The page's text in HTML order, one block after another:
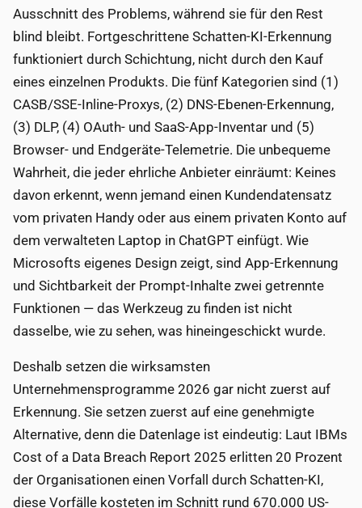
Ausschnitt des Problems, während sie für den Rest
blind bleibt. Fortgeschrittene Schatten-KI-Erkennung
funktioniert durch Schichtung, nicht durch den Kauf
eines einzelnen Produkts. Die fünf Kategorien sind (1)
CASB/SSE-Inline-Proxys, (2) DNS-Ebenen-Erkennung,
(3) DLP, (4) OAuth- und SaaS-App-Inventar und (5)
Browser- und Endgeräte-Telemetrie. Die unbequeme
Wahrheit, die jeder ehrliche Anbieter einräumt: Keines
davon erkennt, wenn jemand einen Kundendatensatz
vom privaten Handy oder aus einem privaten Konto auf
dem verwalteten Laptop in ChatGPT einfügt. Wie
Microsofts eigenes Design zeigt, sind App-Erkennung
und Sichtbarkeit der Prompt-Inhalte zwei getrennte
Funktionen — das Werkzeug zu finden ist nicht
dasselbe, wie zu sehen, was hineingeschickt wurde.
Deshalb setzen die wirksamsten
Unternehmensprogramme 2026 gar nicht zuerst auf
Erkennung. Sie setzen zuerst auf eine genehmigte
Alternative, denn die Datenlage ist eindeutig: Laut IBMs
Cost of a Data Breach Report 2025 erlitten 20 Prozent
der Organisationen einen Vorfall durch Schatten-KI,
diese Vorfälle kosteten im Schnitt rund 670.000 US-